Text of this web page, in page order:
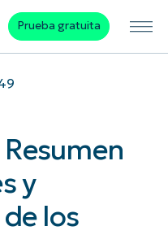
Prueba gratuita
y
los